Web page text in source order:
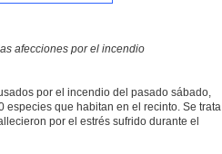
afecciones por el incendio
por el incendio del pasado sábado,
que habitan en el recinto. Se trata
por el estrés sufrido durante el